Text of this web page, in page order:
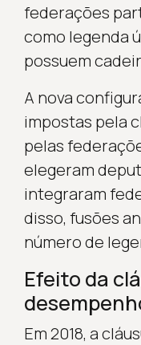
federações
como legenda
possuem
A nova
impostas pela
pelas
elegeram
integraram
disso, fusões
número de
Efeito da
Em 2018, a